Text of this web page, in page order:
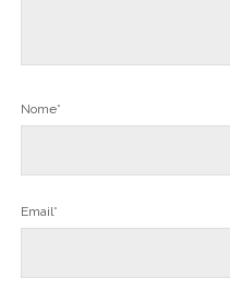
Nome*
Email*